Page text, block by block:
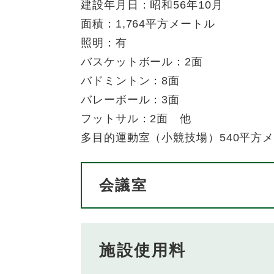
建設年月日：昭和56年10月
面積：1,764平方メートル
照明：有
バスケットボール：2面
バドミントン：8面
バレーボール：3面
フットサル：2面 他
多目的運動室（小競技場）540平方
会議室
施設使用料